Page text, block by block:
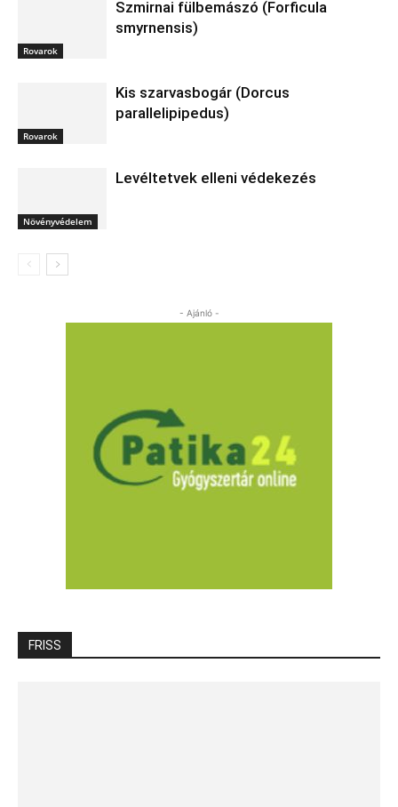
Rovarok
Szmirnai fülbemászó (Forficula
smyrnensis)
Rovarok
Kis szarvasbogár (Dorcus
parallelipipedus)
Növényvédelem
Levéltetvek elleni védekezés
- Ajánló -
FRISS